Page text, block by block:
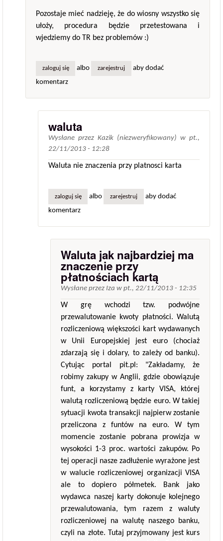
Pozostaje mieć nadzieję, że do wiosny wszystko się
ułoży, procedura będzie przetestowana i
wjedziemy do TR bez problemów :)
zaloguj się albo zarejestruj
aby dodać
komentarz
waluta
Wysłane przez Kazik (niezweryfikowany) w pt.,
22/11/2013 - 12:28
Waluta nie znaczenia przy platnosci karta
zaloguj się albo zarejestruj
aby dodać
komentarz
Waluta jak najbardziej ma
znaczenie przy
płatnościach kartą
Wysłane przez Iza w pt., 22/11/2013 - 12:35
W grę wchodzi tzw. podwójne
przewalutowanie kwoty płatności. Walutą
rozliczeniową większości kart wydawanych
w Unii Europejskiej jest euro (chociaż
zdarzają się i dolary, to zależy od banku).
Cytując portal pit.pl: "Zakładamy, że
robimy zakupy w Anglii, gdzie obowiązuje
funt, a korzystamy z karty VISA, której
walutą rozliczeniową będzie euro. W takiej
sytuacji kwota transakcji najpierw zostanie
przeliczona z funtów na euro. W tym
momencie zostanie pobrana prowizja w
wysokości 1-3 proc. wartości zakupów. Po
tej operacji nasze zadłużenie wyrażone jest
w walucie rozliczeniowej organizacji VISA
ale to dopiero półmetek. Bank jako
wydawca naszej karty dokonuje kolejnego
przewalutowania, tym razem z waluty
rozliczeniowej na walutę naszego banku,
czyli na złote. Tutaj przyjmowany jest kurs